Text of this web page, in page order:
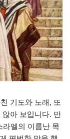
기도와 노래, 또
아 보입니다. 만
라엘의 이름난 목